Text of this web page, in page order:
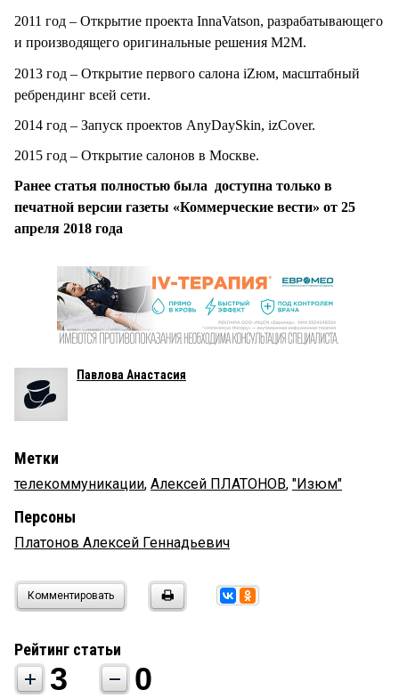
2011 год – Открытие проекта InnaVatson, разрабатывающего
и производящего оригинальные решения М2М.
2013 год – Открытие первого салона iZюм, масштабный
ребрендинг всей сети.
2014 год – Запуск проектов AnyDaySkin, izCover.
2015 год – Открытие салонов в Москве.
Ранее статья полностью была доступна только в
печатной версии газеты «Коммерческие вести» от 25
апреля 2018 года
Павлова Анастасия
Метки
телекоммуникации, Алексей ПЛАТОНОВ, "Изюм"
Персоны
Платонов Алексей Геннадьевич
Комментировать
Рейтинг статьи
3 0